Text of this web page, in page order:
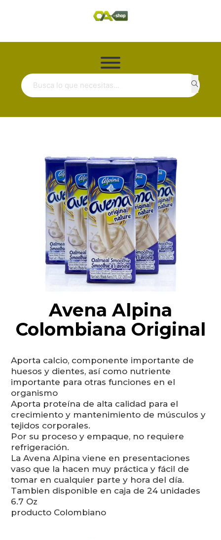
Buscar ...
Avena Alpina
Colombiana Original
Aporta calcio, componente importante de
huesos y dientes, así como nutriente
importante para otras funciones en el
organismo
Aporta proteína de alta calidad para el
crecimiento y mantenimiento de músculos y
tejidos corporales.
Por su proceso y empaque, no requiere
refrigeración.
La Avena Alpina viene en presentaciones
vaso que la hacen muy práctica y fácil de
tomar en cualquier parte y hora del día.
Tambien disponible en caja de 24 unidades
6.7 Oz
producto Colombiano